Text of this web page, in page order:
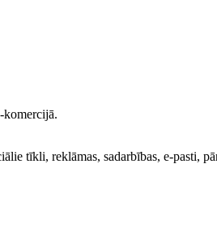
komercijā.
tīkli, reklāmas, sadarbības, e-pasti,